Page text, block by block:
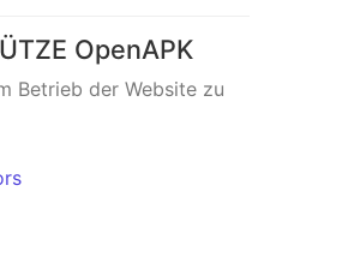
OpenAPK
Betrieb der Website zu